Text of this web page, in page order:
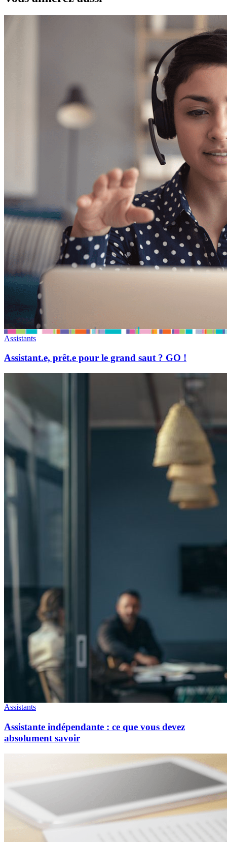
Assistants
Assistant.e, prêt.e pour le grand saut ? GO !
Assistants
Assistante indépendante : ce que vous devez
absolument savoir